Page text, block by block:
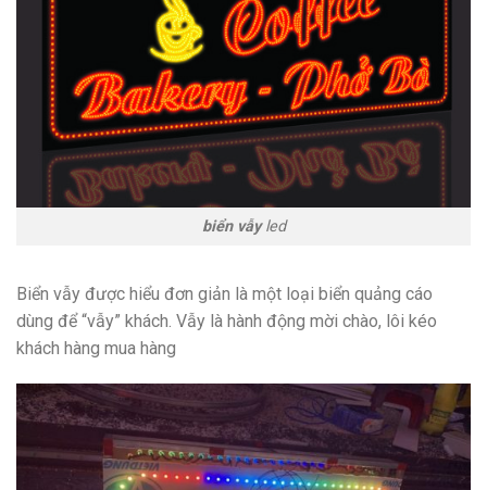
biển vẫyled
Biển vẫy được hiểu đơn giản là một loại biển quảng cáo
dùng để “vẫy” khách. Vẫy là hành động mời chào, lôi kéo
khách hàng mua hàng